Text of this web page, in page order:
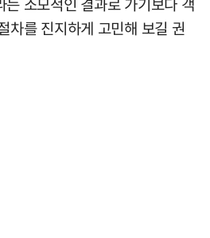
차를 진지하게 고민해 보길 권